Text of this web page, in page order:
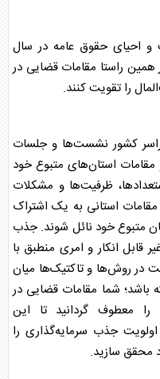
و احیای حقوق عامه در سال
راستا مقامات قضایی در
را تقویت کنند.
کشور نشست‌ها و جلسات
استان‌های متبوع خود
ظرفیت‌ها و مشکلات
استانی به یک اشتراک
متبوع خود نائل شوند. جذب
قابل انکار و امری منطبق با
در روش‌ها و تاکتیک‌ها میان
باشد؛ شما مقامات قضایی در
معطوف گردانید تا این
اولویت جذب سرمایه‌گذاری را
محقق سازید.